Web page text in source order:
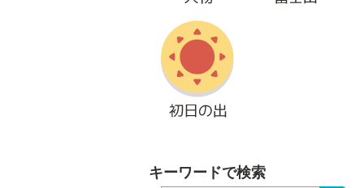
キーワードで検索